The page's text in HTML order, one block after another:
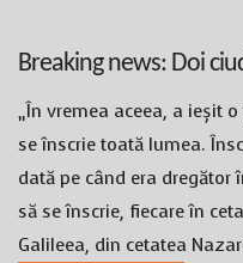
Breaking news: Doi
„În vremea aceea, a ieșit
se înscrie toată lumea.
dată pe când era dregător
să se înscrie, fiecare în
Galileea, din cetatea